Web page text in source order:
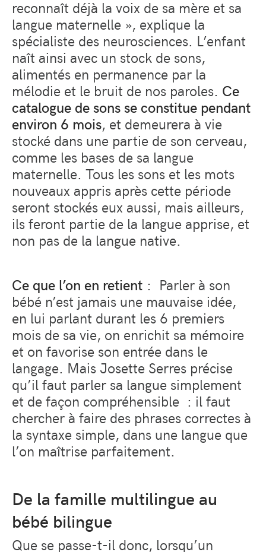
reconnaît déjà la voix de sa mère et sa
langue maternelle », explique la
spécialiste des neurosciences. L’enfant
naît ainsi avec un stock de sons,
alimentés en permanence par la
mélodie et le bruit de nos paroles. Ce
catalogue de sons se constitue pendant
environ 6 mois, et demeurera à vie
stocké dans une partie de son cerveau,
comme les bases de sa langue
maternelle. Tous les sons et les mots
nouveaux appris après cette période
seront stockés eux aussi, mais ailleurs,
ils feront partie de la langue apprise, et
non pas de la langue native.
Ce que l’on en retient : Parler à son
bébé n’est jamais une mauvaise idée,
en lui parlant durant les 6 premiers
mois de sa vie, on enrichit sa mémoire
et on favorise son entrée dans le
langage. Mais Josette Serres précise
qu’il faut parler sa langue simplement
et de façon compréhensible : il faut
chercher à faire des phrases correctes à
la syntaxe simple, dans une langue que
l’on maîtrise parfaitement.
De la famille multilingue au
bébé bilingue
Que se passe-t-il donc, lorsqu’un